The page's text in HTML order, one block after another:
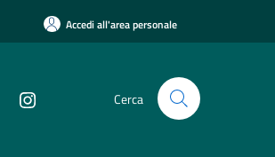
Accedi all'area personale
Cerca